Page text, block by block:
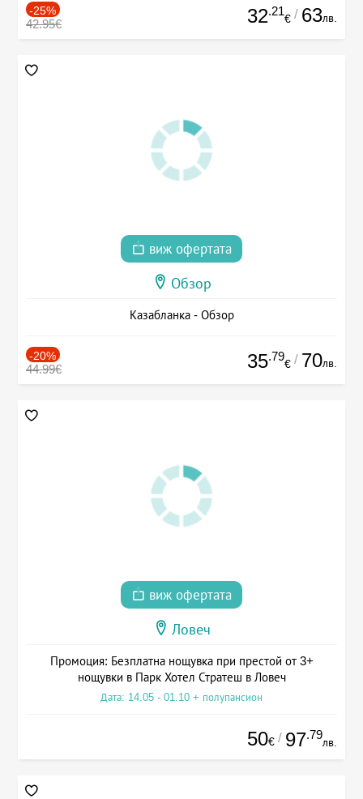
-25%
42.95€ 32.21
€ / 63лв.
виж офертата
Обзор
Казабланка - Обзор
-20%
44.99€ 35.79
€ / 70лв.
виж офертата
Ловеч
Промоция: Безплатна нощувка при престой от 3+
нощувки в Парк Хотел Стратеш в Ловеч
Дата: 14.05 - 01.10 + полупансион
50€ / 97.79
лв.